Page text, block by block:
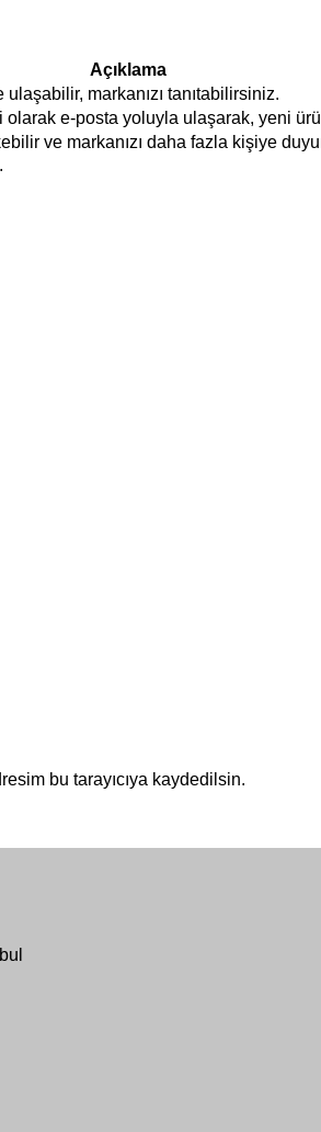
Açıklama
markanızı tanıtabilirsiniz.
e-posta yoluyla ulaşarak, yeni
ve markanızı daha fazla kişiye
bu tarayıcıya kaydedilsin.